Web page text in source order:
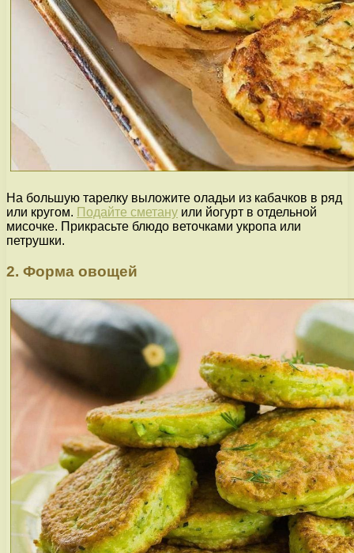
На большую тарелку выложите оладьи из кабачков в ряд
или кругом. Подайте сметану или йогурт в отдельной
мисочке. Прикрасьте блюдо веточками укропа или
петрушки.
2. Форма овощей